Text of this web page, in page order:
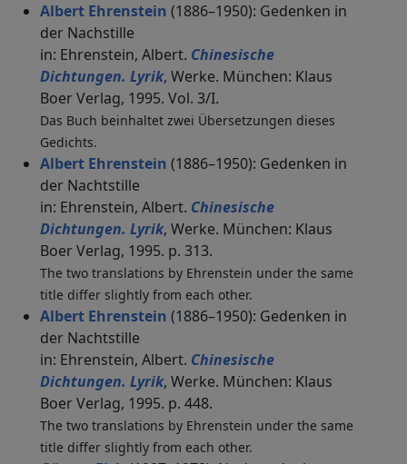
Albert Ehrenstein (1886–1950): Gedenken in
der Nachstille
in: Ehrenstein, Albert. Chinesische
Dichtungen. Lyrik, Werke. München: Klaus
Boer Verlag, 1995. Vol. 3/I.
Das Buch beinhaltet zwei Übersetzungen dieses
Gedichts.
Albert Ehrenstein (1886–1950): Gedenken in
der Nachtstille
in: Ehrenstein, Albert. Chinesische
Dichtungen. Lyrik, Werke. München: Klaus
Boer Verlag, 1995. p. 313.
The two translations by Ehrenstein under the same
title differ slightly from each other.
Albert Ehrenstein (1886–1950): Gedenken in
der Nachtstille
in: Ehrenstein, Albert. Chinesische
Dichtungen. Lyrik, Werke. München: Klaus
Boer Verlag, 1995. p. 448.
The two translations by Ehrenstein under the same
title differ slightly from each other.